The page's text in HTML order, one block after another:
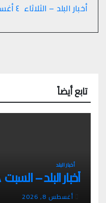
أخبار البلد – الثلاثاء ٤ أغسطس ٢٠٢٦م
تابع أيضاً
أخبار البلد
أخبار البلد – السبت ٨ أغسطس ٢٠٢٦م
أغسطس 8, 2026